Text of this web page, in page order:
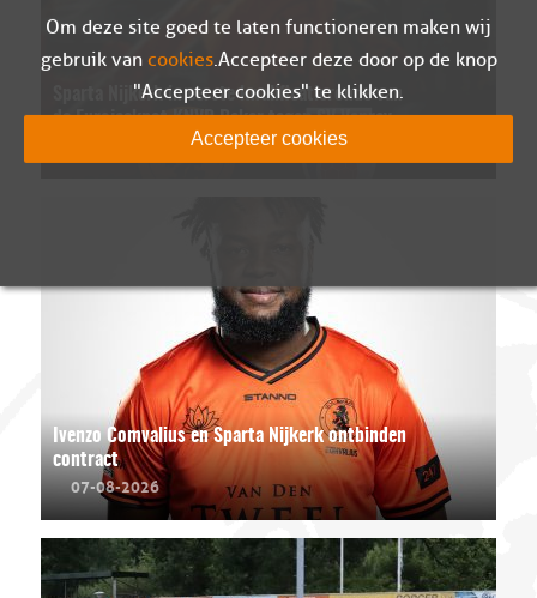
Sparta Nijkerk in eerste kwalificatieronde van
de Eurojackpot KNVB Beker tegen SV Venray
Ivenzo Comvalius en Sparta Nijkerk ontbinden
contract
07-08-2026
Om deze site goed te laten functioneren maken wij
gebruik van cookies. Accepteer deze door op de knop
"Accepteer cookies" te klikken.
Accepteer cookies